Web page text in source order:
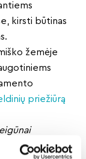
kirsti būtinas
žemėje
priežiūrą